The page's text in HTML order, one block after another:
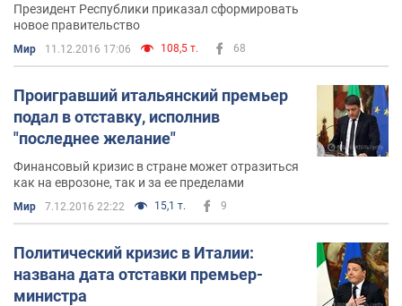
Президент Республики приказал сформировать
новое правительство
Мир 11.12.2016 17:06 108,5 т. 68
Проигравший итальянский премьер
подал в отставку, исполнив
"последнее желание"
Финансовый кризис в стране может отразиться
как на еврозоне, так и за ее пределами
Мир 7.12.2016 22:22 15,1 т. 9
Политический кризис в Италии:
названа дата отставки премьер-
министра